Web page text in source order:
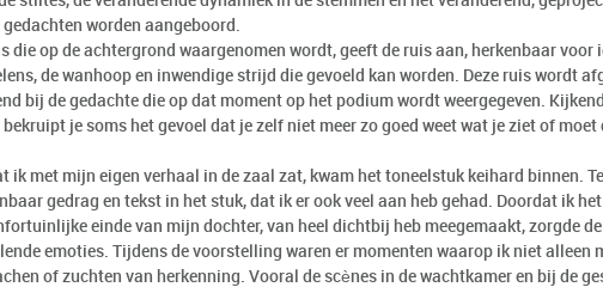
gedachten worden aangeboord.
die op de achtergrond waargenomen wordt, geeft de ruis aan, herkenbaar voor
de wanhoop en inwendige strijd die gevoeld kan worden. Deze ruis wordt
bij de gedachte die op dat moment op het podium wordt weergegeven.
bekruipt je soms het gevoel dat je zelf niet meer zo goed weet wat je ziet of moet
ik met mijn eigen verhaal in de zaal zat, kwam het toneelstuk keihard binnen.
gedrag en tekst in het stuk, dat ik er ook veel aan heb gehad. Doordat ik
einde van mijn dochter, van heel dichtbij heb meegemaakt, zorgde
emoties. Tijdens de voorstelling waren er momenten waarop ik niet alleen
of zuchten van herkenning. Vooral de scènes in de wachtkamer en bij de